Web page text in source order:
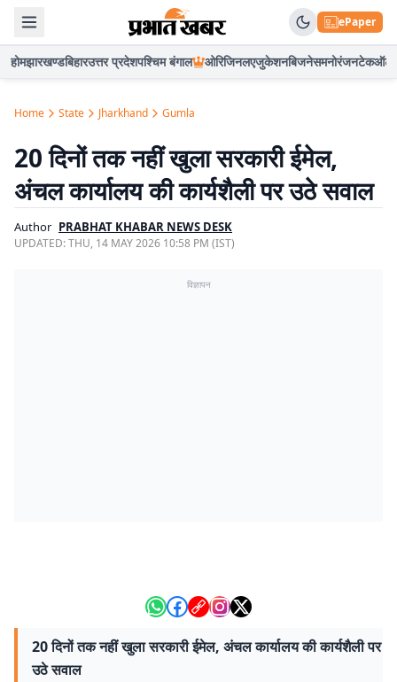
ePaper
होमझारखण्डबिहारउत्तर प्रदेशपश्चिम बंगाल ओरिजिनलएजुकेशनबिजनेसमनोरंजनटेकऑटो
Home State Jharkhand Gumla
20 दिनों तक नहीं खुला सरकारी ईमेल,
अंचल कार्यालय की कार्यशैली पर उठे सवाल
Author PRABHAT KHABAR NEWS DESK
UPDATED:THU, 14 MAY 2026 10:58 PM (IST)
विज्ञापन
20 दिनों तक नहीं खुला सरकारी ईमेल, अंचल कार्यालय की कार्यशैली पर
उठे सवाल